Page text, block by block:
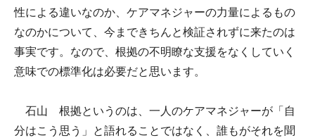
性による違いなのか、ケアマネジャーの力量によるもの
なのかについて、今まできちんと検証されずに来たのは
事実です。なので、根拠の不明瞭な支援をなくしていく
意味での標準化は必要だと思います。
石山 根拠というのは、一人のケアマネジャーが「自
分はこう思う」と語れることではなく、誰もがそれを聞